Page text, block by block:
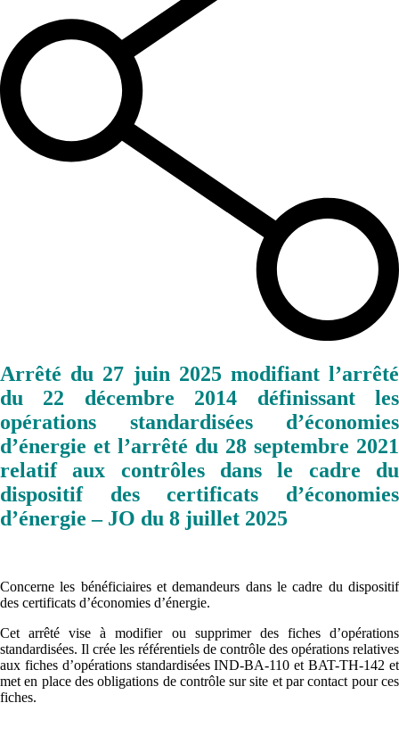
Arrêté du 27 juin 2025 modifiant l’arrêté
du 22 décembre 2014 définissant les
opérations standardisées d’économies
d’énergie et l’arrêté du 28 septembre 2021
relatif aux contrôles dans le cadre du
dispositif des certificats d’économies
d’énergie – JO du 8 juillet 2025
Concerne les bénéficiaires et demandeurs dans le cadre du dispositif
des certificats d’économies d’énergie.
Cet arrêté vise à modifier ou supprimer des fiches d’opérations
standardisées. Il crée les référentiels de contrôle des opérations relatives
aux fiches d’opérations standardisées IND-BA-110 et BAT-TH-142 et
met en place des obligations de contrôle sur site et par contact pour ces
fiches.